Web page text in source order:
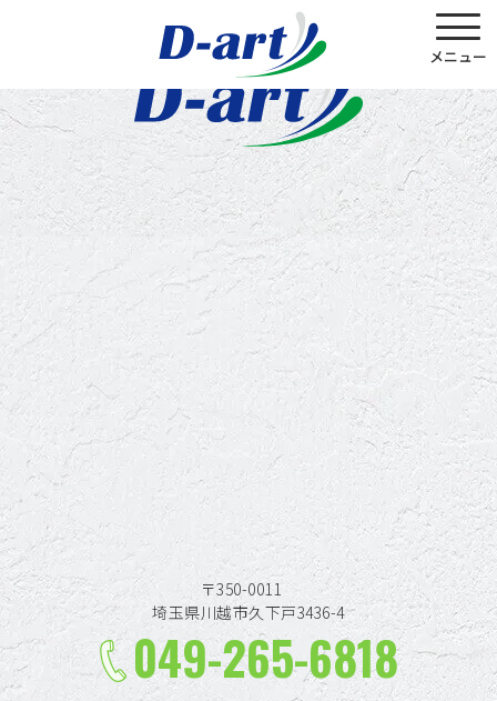
〒350-0011
埼玉県川越市久下戸3436-4
049-265-6818